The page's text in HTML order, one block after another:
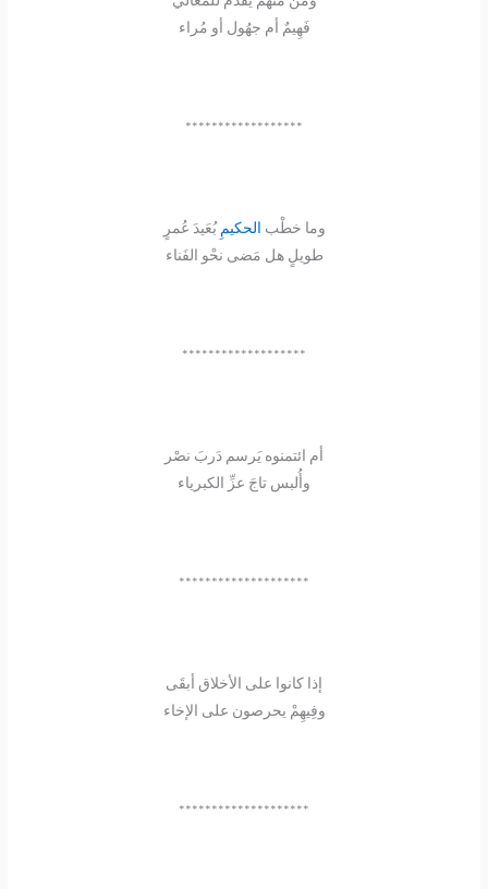
فَهِيمٌ أم جهُول أو مُراء
******************
وما خطْب الحكيمِ بُعَيدَ عُمرٍ
طويلٍ هل مَضى نحْو الفَناء
*******************
أم ائتمنوه يَرسم دَربَ نصْر
وأُلبس تاجَ عزِّ الكبرياء
********************
إذا كانوا على الأخلاق أبقَى
وفِيهِمْ يحرصون على الإخاء
********************